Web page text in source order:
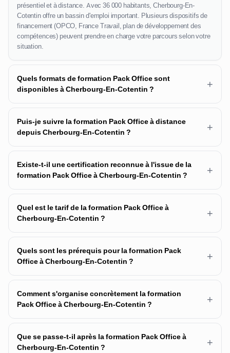
présentiel et à distance. Avec 36 000 habitants, Cherbourg-En-
Cotentin offre un bassin d'emploi important. Plusieurs dispositifs de
financement (OPCO, France Travail, plan de développement des
compétences) peuvent prendre en charge votre parcours selon votre
situation.
Quels formats de formation Pack Office sont
disponibles à Cherbourg-En-Cotentin ?
+
Puis-je suivre la formation Pack Office à distance
depuis Cherbourg-En-Cotentin ?
+
Existe-t-il une certification reconnue à l'issue de la
formation Pack Office à Cherbourg-En-Cotentin ?
+
Quel est le tarif de la formation Pack Office à
Cherbourg-En-Cotentin ?
+
Quels sont les prérequis pour la formation Pack
Office à Cherbourg-En-Cotentin ?
+
Comment s'organise concrètement la formation
Pack Office à Cherbourg-En-Cotentin ?
+
Que se passe-t-il après la formation Pack Office à
Cherbourg-En-Cotentin ?
+